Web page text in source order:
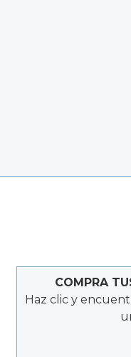
COMPRA
Haz clic y